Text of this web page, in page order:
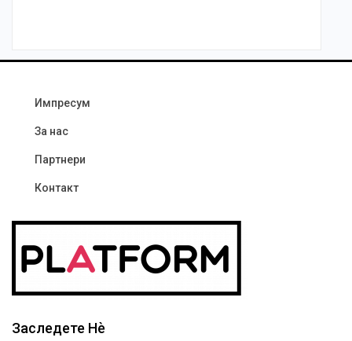
Импресум
За нас
Партнери
Контакт
Заследете Нѐ